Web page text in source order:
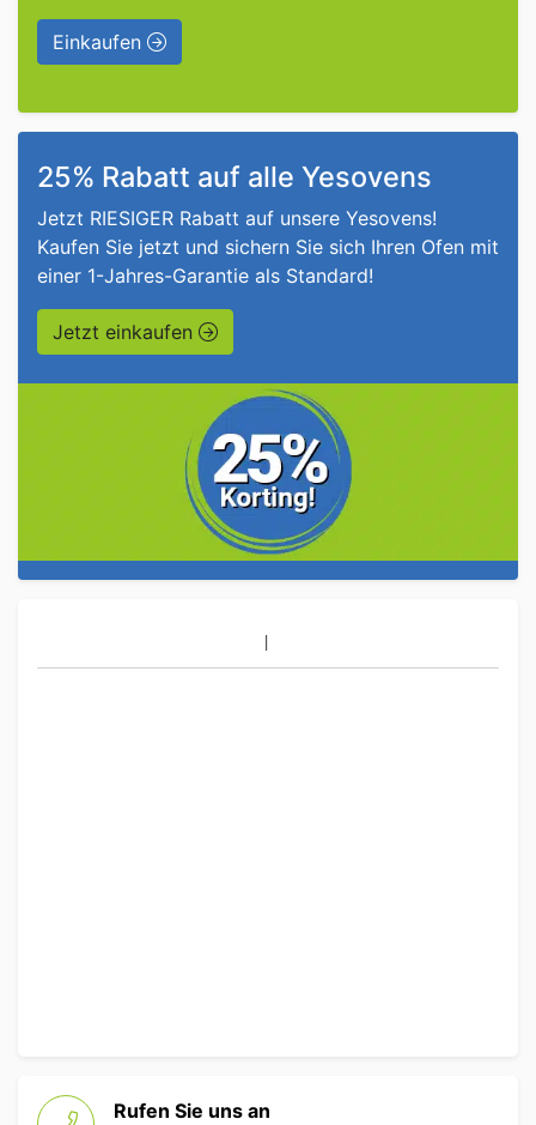
Einkaufen
25% Rabatt auf alle Yesovens
Jetzt RIESIGER Rabatt auf unsere Yesovens!
Kaufen Sie jetzt und sichern Sie sich Ihren Ofen mit
einer 1-Jahres-Garantie als Standard!
Jetzt einkaufen
Rufen Sie uns an